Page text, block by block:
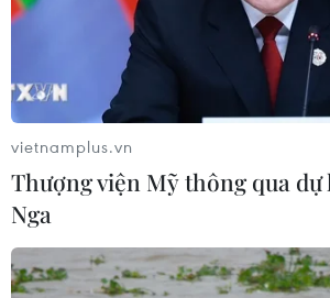
06/11/2021 03:58
Công an tỉnh Nam Định vừa bắt hai
giữ 3 bánh heroin, 4kg ma túy tổng
10.000 viên ma túy tổng hợp dạng
thuốc phiện và 18 triệu đồng.
vietnamplus.vn
Thượng viện Mỹ thông qua
Nga